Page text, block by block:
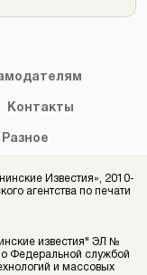
Контакты
Разное
Известия», 2010-
агентства по печати
известия" ЭЛ №
Федеральной службой
и массовых